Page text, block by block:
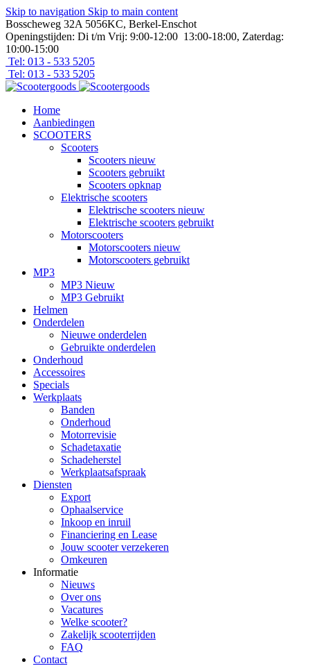
Skip to navigation Skip to main content
Bosscheweg 32A 5056KC, Berkel-Enschot
Openingstijden: Di t/m Vrij: 9:00-12:00 13:00-18:00, Zaterdag:
10:00-15:00
Tel: 013 - 533 5205
Tel: 013 - 533 5205
Home
Aanbiedingen
SCOOTERS
Scooters
Scooters nieuw
Scooters gebruikt
Scooters opknap
Elektrische scooters
Elektrische scooters nieuw
Elektrische scooters gebruikt
Motorscooters
Motorscooters nieuw
Motorscooters gebruikt
MP3
MP3 Nieuw
MP3 Gebruikt
Helmen
Onderdelen
Nieuwe onderdelen
Gebruikte onderdelen
Onderhoud
Accessoires
Specials
Werkplaats
Banden
Onderhoud
Motorrevisie
Schadetaxatie
Schadeherstel
Werkplaatsafspraak
Diensten
Export
Ophaalservice
Inkoop en inruil
Financiering en Lease
Jouw scooter verzekeren
Omkeuren
Informatie
Nieuws
Over ons
Vacatures
Welke scooter?
Zakelijk scooterrijden
FAQ
Contact